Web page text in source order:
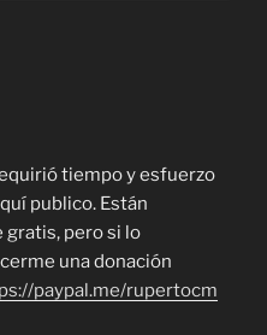
tiempo y esfuerzo
publico. Están
pero si lo
una donación
paypal.me/rupertocm